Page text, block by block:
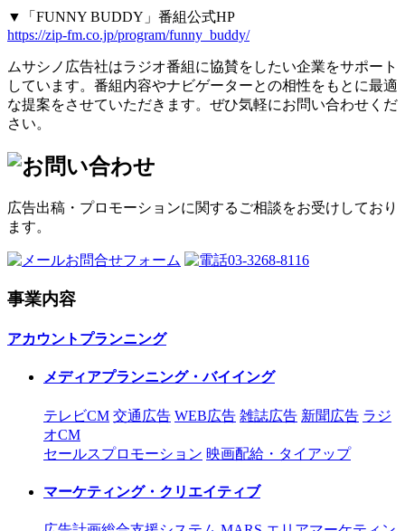
▼「FUNNY BUDDY」番組公式HP
https://zip-fm.co.jp/program/funny_buddy/
ムサシノ広告社はラジオ番組に協賛をしたい企業をサポート
しています。番組内容やナビゲーターとの相性をもとに最適
な提案をさせていただきます。ぜひ気軽にお問い合わせくだ
さい。
広告出稿・プロモーションに関するご相談をお受けしており
ます。
お問合せフォーム 03-3268-8116
事業内容
アカウントプランニング
メディアプランニング・バイイング
テレビCM 交通広告 WEB広告 雑誌広告 新聞広告 ラジ
オCM
セールスプロモーション 映画配給・タイアップ
マーケティング・クリエイティブ